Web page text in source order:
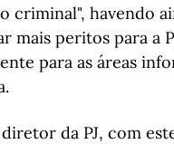
criminal", havendo
mais peritos para a
para as áreas
da PJ, com